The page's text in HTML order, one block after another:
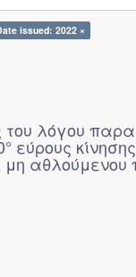
issued: 2022 ×
του λόγου
εύρους
μη αθλούμενου